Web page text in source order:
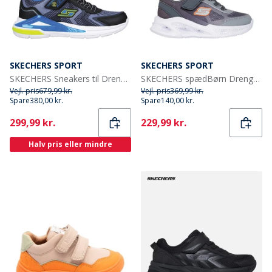
SKECHERS SPORT
SKECHERS Sneakers til Drenge Tri-Namics Sort
Vejl. pris679,99 kr.
Spare380,00 kr.
Current
299,99 kr.
Halv pris eller mindre
SKECHERS SPORT
SKECHERS spædBørn Drenge Meteor - Lights Krendox Sneakers Grå
Vejl. pris369,99 kr.
Spare140,00 kr.
Current
229,99 kr.